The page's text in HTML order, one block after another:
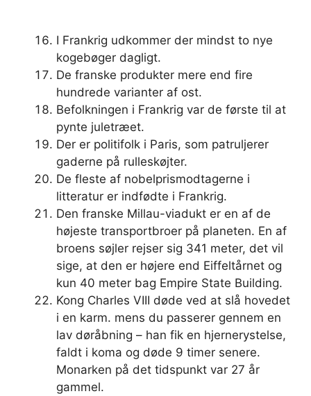
I Frankrig udkommer der mindst to nye
kogebøger dagligt.
De franske produkter mere end fire
hundrede varianter af ost.
Befolkningen i Frankrig var de første til at
pynte juletræet.
Der er politifolk i Paris, som patruljerer
gaderne på rulleskøjter.
De fleste af nobelprismodtagerne i
litteratur er indfødte i Frankrig.
Den franske Millau-viadukt er en af ​​de
højeste transportbroer på planeten. En af
broens søjler rejser sig 341 meter, det vil
sige, at den er højere end Eiffeltårnet og
kun 40 meter bag Empire State Building.
Kong Charles VIII døde ved at slå hovedet
i en karm. mens du passerer gennem en
lav døråbning – han fik en hjernerystelse,
faldt i koma og døde 9 timer senere.
Monarken på det tidspunkt var 27 år
gammel.